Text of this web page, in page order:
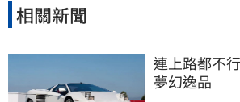
相關新聞
連上路都不
夢幻逸品